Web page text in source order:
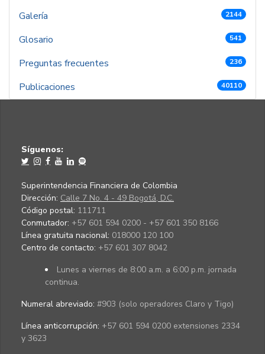
Galería 2144
Glosario 541
Preguntas frecuentes 236
Publicaciones 40110
Síguenos:
Superintendencia Financiera de Colombia
Dirección: Calle 7 No. 4 - 49 Bogotá, D.C.
Código postal: 111711
Conmutador: +57 601 594 0200 - +57 601 350 8166
Línea gratuita nacional: 018000 120 100
Centro de contacto: +57 601 307 8042
Lunes a viernes de 8:00 a.m. a 6:00 p.m. jornada
continua.
Numeral abreviado: #903 (solo operadores Claro y Tigo)
Línea anticorrupción: +57 601 594 0200 extensiones 2334
y 3623